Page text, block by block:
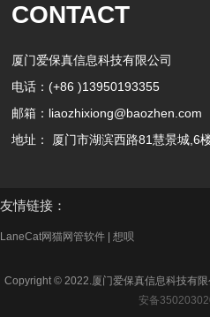
CONTACT
厦门爱保真信息科技有限公司
电话：(+86 )13950193355
邮箱：liaozhixiong@baozhen.com
地址： 厦门市湖滨西路81慧景城,6
友情链接：
LaneCat网猫网管软件 想呗
Copyright © 2022.厦门爱保真信息科技有限
安备